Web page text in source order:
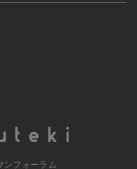
フォーラム